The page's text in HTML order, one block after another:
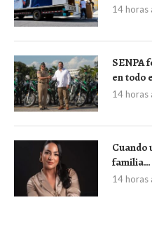
14 horas
SENPA
en todo
14 horas
Cuando
familia…
14 horas